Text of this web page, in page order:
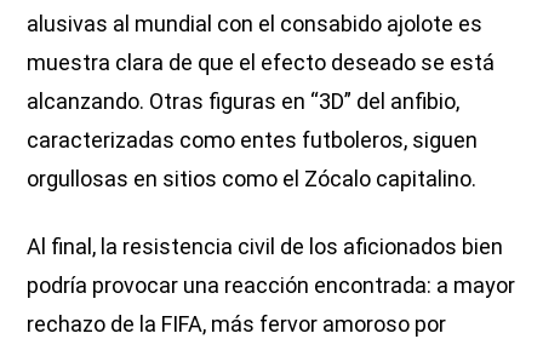
alusivas al mundial con el consabido ajolote es
muestra clara de que el efecto deseado se está
alcanzando. Otras figuras en “3D” del anfibio,
caracterizadas como entes futboleros, siguen
orgullosas en sitios como el Zócalo capitalino.
Al final, la resistencia civil de los aficionados bien
podría provocar una reacción encontrada: a mayor
rechazo de la FIFA, más fervor amoroso por